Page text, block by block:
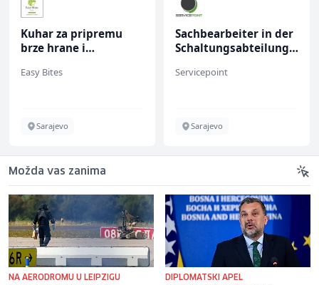
Kuhar za pripremu
brze hrane i
ž)
Easy Bites
Sarajevo
Sachbearbeiter in der
Schaltungsabteilung
Servicepoint
Sarajevo
Možda vas zanima
NA AERODROMU U LEIPZIGU DIPLOMATSKI APEL